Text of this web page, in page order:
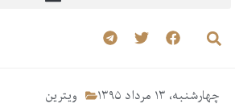
چهارشنبه، ۱۳ مرداد ۱۳۹۵ ویترین